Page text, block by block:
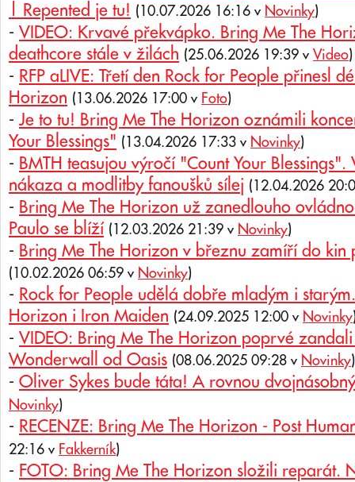
| Repented je tu! (10.07.2026 16:16 v Novinky)
- VIDEO: Krvavé překvápko. Bring Me The
deathcore stále v žilách (25.06.2026 19:39 v Video)
- RFP aLIVE: Třetí den Rock for People přinesl
Horizon (13.06.2026 17:00 v Foto)
-Je to tu! Bring Me The Horizon oznámili
Your Blessings" (13.04.2026 17:33 v Novinky)
- BMTH teasujou výročí "Count Your Blessings".
nákaza a modlitby fanoušků sílej (12.04.2026
- Bring Me The Horizon už zanedlouho
Paulo se blíží (12.03.2026 21:39 v Novinky)
- Bring Me The Horizon v březnu zamíří do kin
(10.02.2026 06:59 v Novinky)
- Rock for People udělá dobře mladým i
Horizon i Iron Maiden (24.09.2025 12:00 v Novinky
- VIDEO: Bring Me The Horizon poprvé
Wonderwall od Oasis (08.06.2025 09:28 v Novinky)
- Oliver Sykes bude táta! A rovnou dvojnásobný
Novinky)
- RECENZE: Bring Me The Horizon - Post
22:16 v Fakkerník)
- FOTO: Bring Me The Horizon složili reparát.